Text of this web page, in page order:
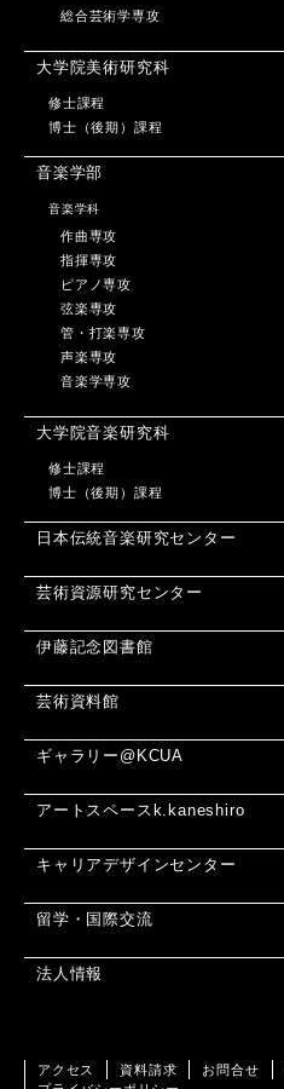
総合芸術学専攻
大学院美術研究科
修士課程
博士（後期）課程
音楽学部
音楽学科
作曲専攻
指揮専攻
ピアノ専攻
弦楽専攻
管・打楽専攻
声楽専攻
音楽学専攻
大学院音楽研究科
修士課程
博士（後期）課程
日本伝統音楽研究センター
芸術資源研究センター
伊藤記念図書館
芸術資料館
ギャラリー@KCUA
アートスペースk.kaneshiro
キャリアデザインセンター
留学・国際交流
法人情報
アクセス 資料請求 お問合せ